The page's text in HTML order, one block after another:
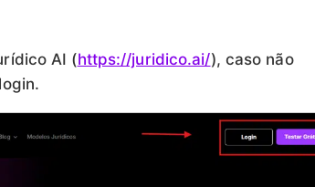
AI (https://juridico.ai/), caso não